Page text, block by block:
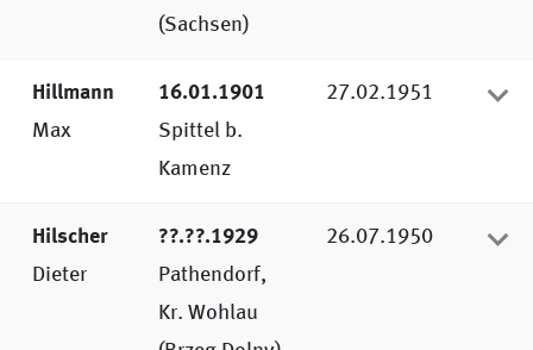
(Sachsen)
Hillmann
Max
16.01.1901
Spittel b.
Kamenz
27.02.1951
Hilscher
Dieter
??.??.1929
Pathendorf,
Kr. Wohlau
26.07.1950